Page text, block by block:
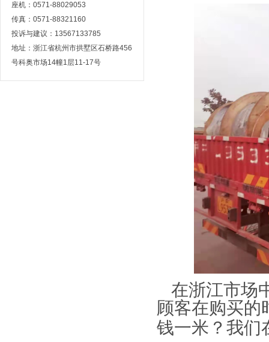
座机：0571-88029053
传真：0571-88321160
投诉与建议：13567133785
地址：浙江省杭州市拱墅区石桥路456
号科奥市场14幢1层11-17号
在浙江市场
顾客在购买的
钱一米？我们